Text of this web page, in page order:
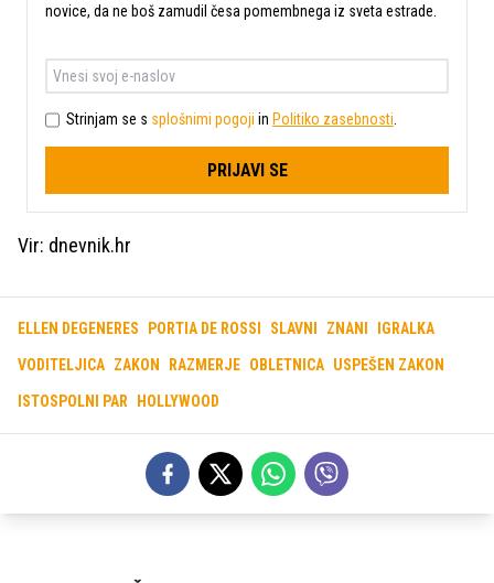
novice, da ne boš zamudil česa pomembnega iz sveta estrade.
Strinjam se s splošnimi pogoji in Politiko zasebnosti.
PRIJAVI SE
Vir: dnevnik.hr
ELLEN DEGENERES PORTIA DE ROSSI SLAVNI ZNANI IGRALKA
VODITELJICA ZAKON RAZMERJE OBLETNICA USPEŠEN ZAKON
ISTOSPOLNI PAR HOLLYWOOD